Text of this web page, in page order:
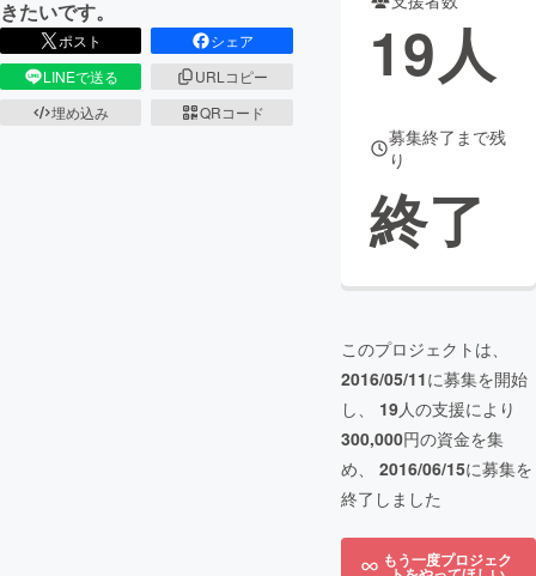
きたいです。
ポスト
シェア
LINEで送る
URLコピー
埋め込み
QRコード
19人
募集終了まで残
り
終了
このプロジェクトは、
2016/05/11に募集を開始
し、 19人の支援により
300,000円の資金を集
め、 2016/06/15に募集を
終了しました
もう一度プロジェク